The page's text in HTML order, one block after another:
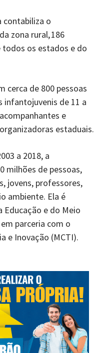
contabiliza o
zona rural, 186
todos os estados e do
cerca de 800 pessoas
infantojuvenis de 11 a
e
estaduais.
a 2018, a
milhões de pessoas,
jovens, professores,
ambiente. Ela é
e do Meio
parceria com o
e Inovação (MCTI).